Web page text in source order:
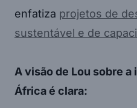
enfatiza projetos de
sustentável e de
A visão de Lou sobre
África é clara: